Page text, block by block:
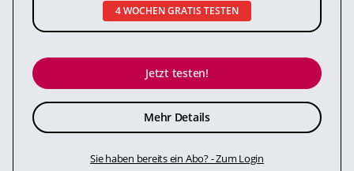
4 WOCHEN GRATIS TESTEN
Jetzt testen!
Mehr Details
Sie haben bereits ein Abo? - Zum Login